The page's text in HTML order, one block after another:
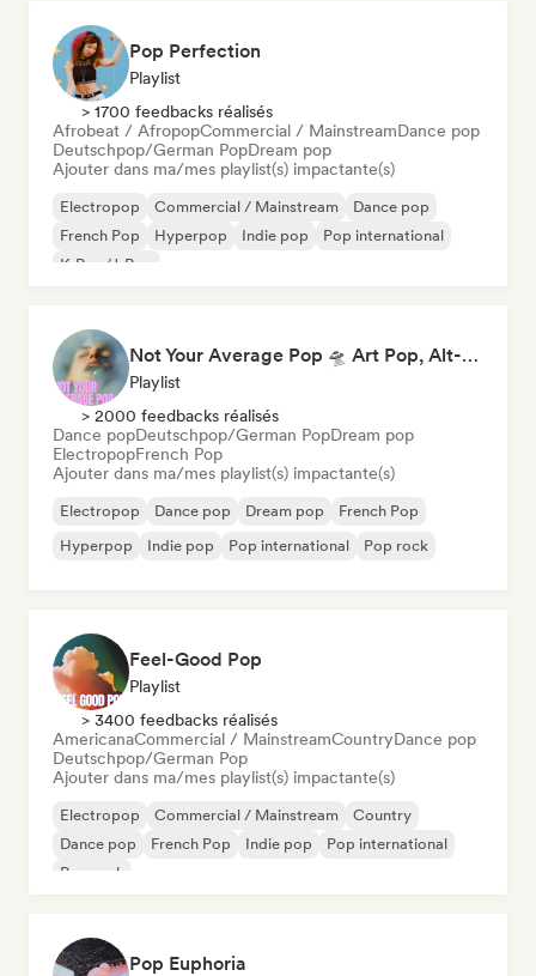
Pop Perfection
Playlist
> 1700 feedbacks réalisés
Afrobeat / AfropopCommercial / MainstreamDance pop
Deutschpop/German PopDream pop
Ajouter dans ma/mes playlist(s) impactante(s)
Electropop Commercial / Mainstream
Dance pop
French Pop
Hyperpop Indie pop
Pop international
K-Pop/J-Pop
Not Your Average Pop 🛸 Art Pop, Alt-Pop & Indie Pop
Playlist
> 2000 feedbacks réalisés
Dance popDeutschpop/German PopDream pop
ElectropopFrench Pop
Ajouter dans ma/mes playlist(s) impactante(s)
Electropop Dance pop Dream pop
French Pop
Hyperpop
Indie pop Pop international Pop rock
Feel-Good Pop
Playlist
> 3400 feedbacks réalisés
AmericanaCommercial / MainstreamCountryDance pop
Deutschpop/German Pop
Ajouter dans ma/mes playlist(s) impactante(s)
Electropop Commercial / Mainstream
Country
Dance pop
French Pop Indie pop
Pop international
Pop rock
Pop Euphoria